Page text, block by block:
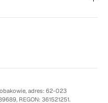
adres: 62-023
REGON: 361521251.